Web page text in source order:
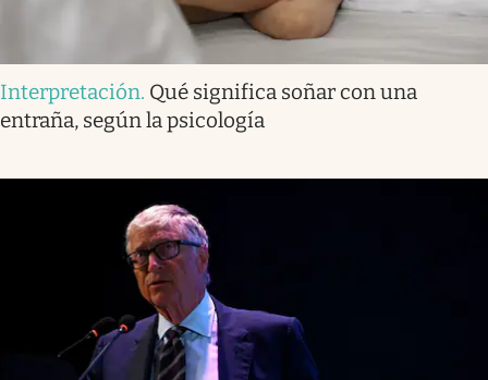
Interpretación. Qué significa soñar con una
entraña, según la psicología